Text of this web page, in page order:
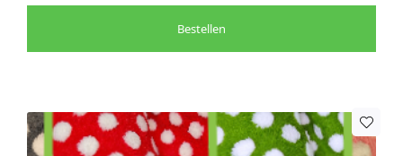
Bestellen
Dit
product